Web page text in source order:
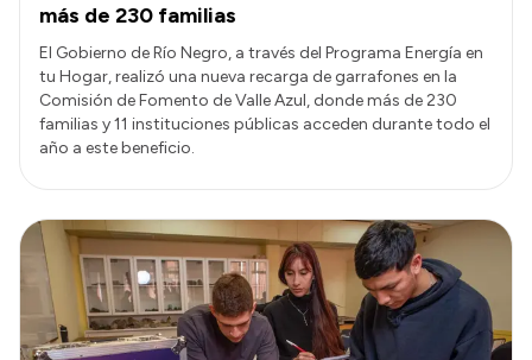
más de 230 familias
El Gobierno de Río Negro, a través del Programa Energía en
tu Hogar, realizó una nueva recarga de garrafones en la
Comisión de Fomento de Valle Azul, donde más de 230
familias y 11 instituciones públicas acceden durante todo el
año a este beneficio.